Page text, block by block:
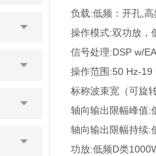
负载:低频：开孔,
操作模式:双功放，
信号处理:DSP w/
操作范围:50 Hz-19
标称波束宽（可旋
轴向输出限幅峰值:
轴向输出限幅持续:
功放:低频D类